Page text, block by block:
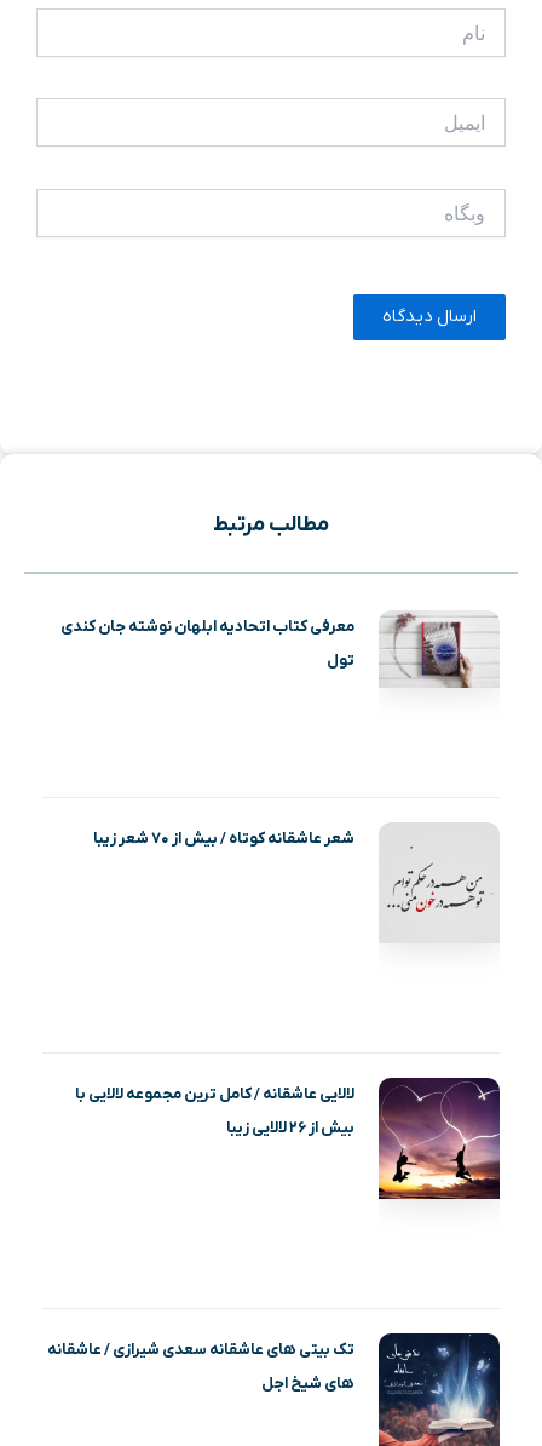
مطالب مرتبط
معرفی کتاب اتحادیه‌ ابلهان نوشته جان کندی
تول
شعر عاشقانه کوتاه / بیش از ۷۰ شعر زیبا
لالایی عاشقانه / کامل ترین مجموعه لالایی با
بیش از ۲۶ لالایی زیبا
تک بیتی های عاشقانه سعدی شیرازی / عاشقانه
های شیخ اجل